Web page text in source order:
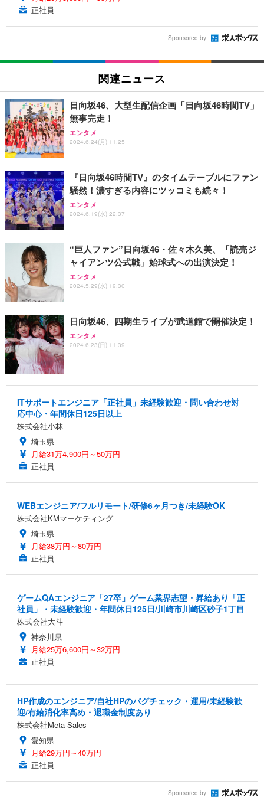
正社員
Sponsored by
関連ニュース
日向坂46、大型生配信企画「日向坂46時間TV」
無事完走！
エンタメ
2024.6.24(月) 11:25
『日向坂46時間TV』のタイムテーブルにファン
騒然！濃すぎる内容にツッコミも続々！
エンタメ
2024.6.19(水) 22:37
“巨人ファン”日向坂46・佐々木久美、「読売ジ
ャイアンツ公式戦」始球式への出演決定！
エンタメ
2024.5.29(水) 19:30
日向坂46、四期生ライブが武道館で開催決定！
エンタメ
2024.6.23(日) 11:39
ITサポートエンジニア「正社員」未経験歓迎・問い合わせ対
応中心・年間休日125日以上
株式会社小林
埼玉県
月給31万4,900円～50万円
正社員
WEBエンジニア/フルリモート/研修6ヶ月つき/未経験OK
株式会社KMマーケティング
埼玉県
月給38万円～80万円
正社員
ゲームQAエンジニア「27卒」ゲーム業界志望・昇給あり「正
社員」・未経験歓迎・年間休日125日/川崎市川崎区砂子1丁目
株式会社大斗
神奈川県
月給25万6,600円～32万円
正社員
HP作成のエンジニア/自社HPのバグチェック・運用/未経験歓
迎/有給消化率高め・退職金制度あり
株式会社Meta Sales
愛知県
月給29万円～40万円
正社員
Sponsored by